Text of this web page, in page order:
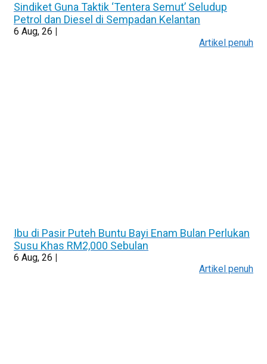
Sindiket Guna Taktik ‘Tentera Semut’ Seludup
Petrol dan Diesel di Sempadan Kelantan
6 Aug, 26
Artikel penuh
Ibu di Pasir Puteh Buntu Bayi Enam Bulan Perlukan
Susu Khas RM2,000 Sebulan
6 Aug, 26 |
Artikel penuh